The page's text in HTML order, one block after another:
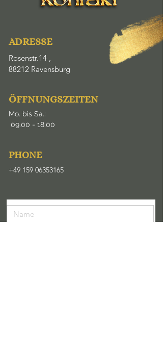
Rosenstr.14 ,
88212 Ravensburg
ÖFFNUNGSZEITEN
Mo. bis Sa.:
09.00 - 18.00
​PHONE
+49 159 06353165
ADRESSE